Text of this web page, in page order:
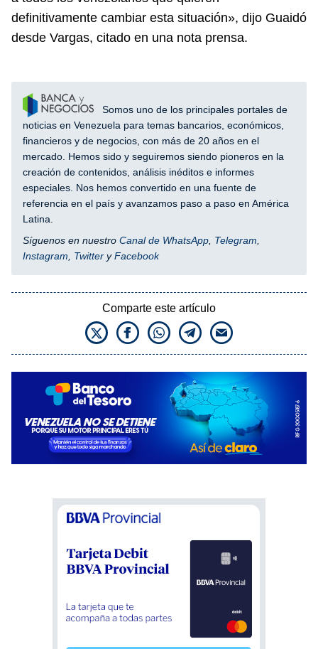
definitivamente cambiar esta situación», dijo Guaidó
desde Vargas, citado en una nota prensa.
Somos uno de los principales portales de
noticias en Venezuela para temas bancarios, económicos,
financieros y de negocios, con más de 20 años en el
mercado. Hemos sido y seguiremos siendo pioneros en la
creación de contenidos, análisis inéditos e informes
especiales. Nos hemos convertido en una fuente de
referencia en el país y avanzamos paso a paso en América
Latina.
Síguenos en nuestro Canal de WhatsApp Telegram
Instagram
Twitter yFacebook
Comparte este artículo